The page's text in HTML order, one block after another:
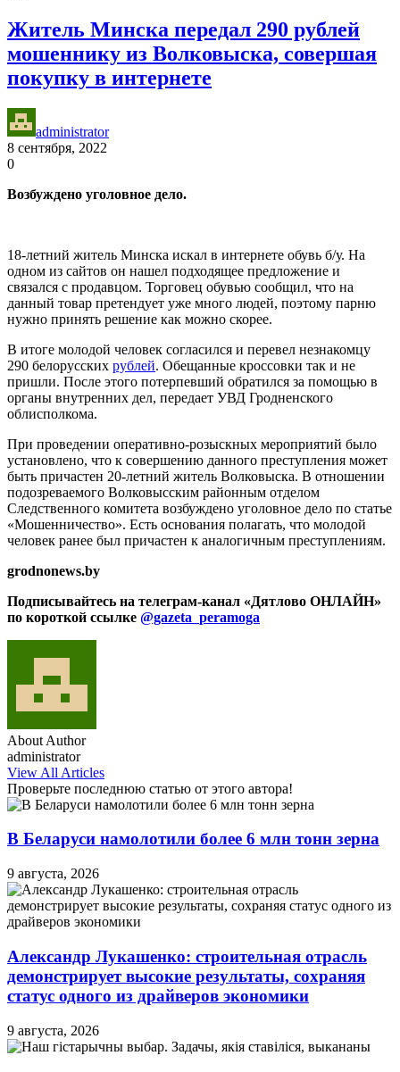
Житель Минска передал 290 рублей
мошеннику из Волковыска, совершая
покупку в интернете
administrator
8 сентября, 2022
0
Возбуждено уголовное дело.
18-летний житель Минска искал в интернете обувь б/у. На
одном из сайтов он нашел подходящее предложение и
связался с продавцом. Торговец обувью сообщил, что на
данный товар претендует уже много людей, поэтому парню
нужно принять решение как можно скорее.
В итоге молодой человек согласился и перевел незнакомцу
290 белорусских рублей. Обещанные кроссовки так и не
пришли. После этого потерпевший обратился за помощью в
органы внутренних дел, передает УВД Гродненского
облисполкома.
При проведении оперативно-розыскных мероприятий было
установлено, что к совершению данного преступления может
быть причастен 20-летний житель Волковыска. В отношении
подозреваемого Волковысским районным отделом
Следственного комитета возбуждено уголовное дело по статье
«Мошенничество». Есть основания полагать, что молодой
человек ранее был причастен к аналогичным преступлениям.
grodnonews.by
Подписывайтесь на телеграм-канал «Дятлово ОНЛАЙН»
по короткой ссылке @gazeta_peramoga
About Author
administrator
View All Articles
Проверьте последнюю статью от этого автора!
В Беларуси намолотили более 6 млн тонн зерна
9 августа, 2026
Александр Лукашенко: строительная отрасль
демонстрирует высокие результаты, сохраняя
статус одного из драйверов экономики
9 августа, 2026